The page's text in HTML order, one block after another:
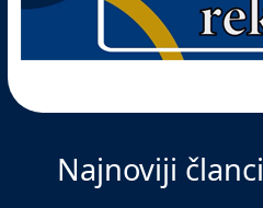
Najnoviji članci